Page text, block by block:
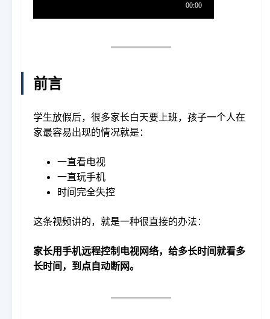
前言
学生放假后，很多家长白天要上班，孩子一个人在
家最容易出现的情况就是：
一直看电视
一直玩手机
时间完全失控
这条视频讲的，就是一种很直接的办法：
家长用手机远程控制电视网络，给多长时间就看多
长时间，到点自动断网。